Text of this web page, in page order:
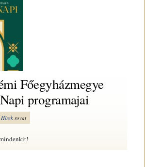
Főegyházmegye
programajai
Hírek rovat